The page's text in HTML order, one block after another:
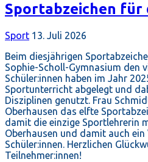
Sportabzeichen für
Sport 13. Juli 2026
Beim diesjährigen
Sophie-Scholl-Gymnasium den
Schüler:innen haben im Jahr
Sportunterricht abgelegt und
Disziplinen genutzt. Frau
Oberhausen das elfte
damit die einzige Sportlehrerin
Oberhausen und damit auch
Schüler:innen. Herzlichen
Teilnehmer:innen!